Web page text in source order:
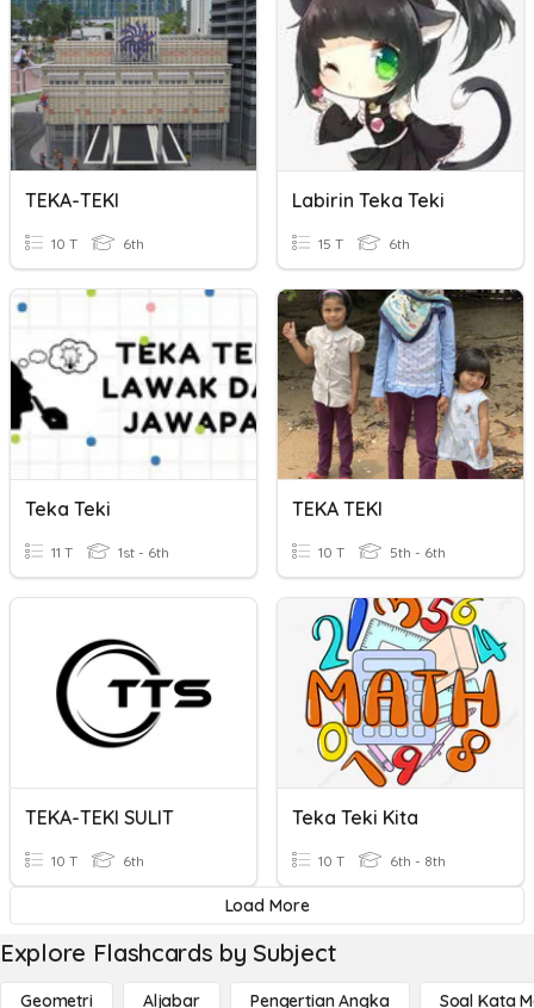
TEKA-TEKI
10 T 6th
Labirin Teka Teki
15 T 6th
Teka Teki
11 T 1st - 6th
TEKA TEKI
10 T 5th - 6th
TEKA-TEKI SULIT
10 T 6th
Teka Teki Kita
10 T 6th - 8th
Load More
Explore Flashcards by Subject
Geometri Aljabar Pengertian Angka Soal Kata